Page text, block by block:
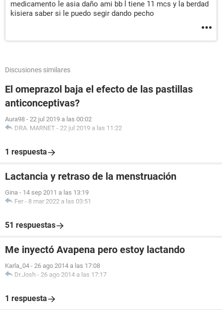
medicamento le asia daño ami bb l tiene 11 mcs y la berdad
kisiera saber si le puedo segir dando pecho
Discusiones similares
El omeprazol baja el efecto de las pastillas
anticonceptivas?
Aura98 - 22 jul 2019 a las 00:02
DRA. MARNET - 22 jul 2019 a las 11:22
1 respuesta
Lactancia y retraso de la menstruación
Gina - 14 sep 2011 a las 13:19
Fer - 8 mar 2022 a las 03:51
51 respuestas
Me inyectó Avapena pero estoy lactando
Karla_04 - 26 ago 2014 a las 17:08
Dr.Josh - 26 ago 2014 a las 17:17
1 respuesta